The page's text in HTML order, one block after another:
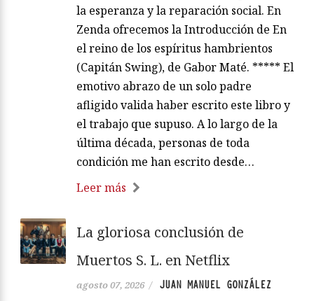
la esperanza y la reparación social. En
Zenda ofrecemos la Introducción de En
el reino de los espíritus hambrientos
(Capitán Swing), de Gabor Maté. ***** El
emotivo abrazo de un solo padre
afligido valida haber escrito este libro y
el trabajo que supuso. A lo largo de la
última década, personas de toda
condición me han escrito desde…
Leer más
La gloriosa conclusión de
Muertos S. L. en Netflix
agosto 07, 2026 / JUAN MANUEL GONZÁLEZ